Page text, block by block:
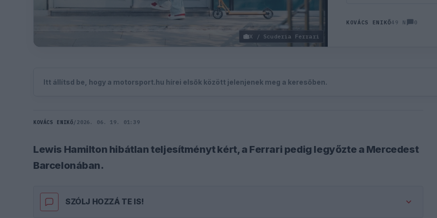
X / Scuderia Ferrari
KOVÁCS ENIKŐ49 N 0
Itt állítsd be, hogy a motorsport.hu hírei elsők között jelenjenek meg a keresőben.
KOVÁCS ENIKŐ/ 2026. 06. 19. 01:39
Lewis Hamilton hibátlan teljesítményt kért, a Ferrari pedig legyőzte a Mercedest
Barcelonában.
SZÓLJ HOZZÁ TE IS!